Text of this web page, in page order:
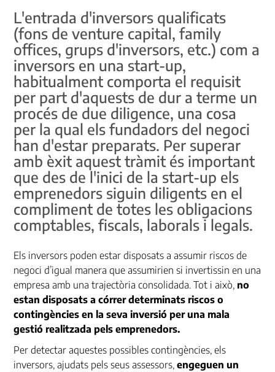
L'entrada d'inversors qualificats
(fons de venture capital, family
offices, grups d'inversors, etc.) com a
inversors en una start-up,
habitualment comporta el requisit
per part d'aquests de dur a terme un
procés de due diligence, una cosa
per la qual els fundadors del negoci
han d'estar preparats. Per superar
amb èxit aquest tràmit és important
que des de l'inici de la start-up els
emprenedors siguin diligents en el
compliment de totes les obligacions
comptables, fiscals, laborals i legals.
Els inversors poden estar disposats a assumir riscos de
negoci d’igual manera que assumirien si invertissin en una
empresa amb una trajectòria consolidada. Tot i això, no
estan disposats a córrer determinats riscos o
contingències en la seva inversió per una mala
gestió realitzada pels emprenedors.
Per detectar aquestes possibles contingències, els
inversors, ajudats pels seus assessors,engeguen un